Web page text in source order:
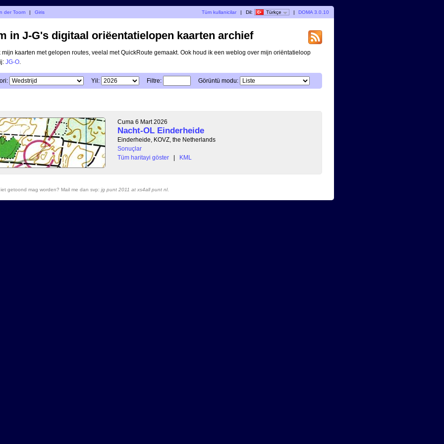
der Toorn | Giris Tüm kullanicilar | Dil: Türkçe | DOMA 3.0.10
in J-G's digitaal oriëentatielopen kaarten archief
mijn kaarten met gelopen routes, veelal met QuickRoute gemaakt. Ook houd ik een weblog over mijn oriëntatieloop
JG-O
Yil: Filtre: Görüntü modu:
Cuma 6 Mart 2026
Nacht-OL Einderheide
Einderheide, KOVZ, the Netherlands
Sonuçlar
Tüm haritayi göster
| KML
getoond mag worden? Mail me dan svp: jg punt 2011 at xs4all punt nl.